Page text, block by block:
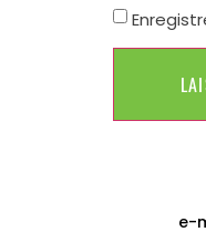
e-